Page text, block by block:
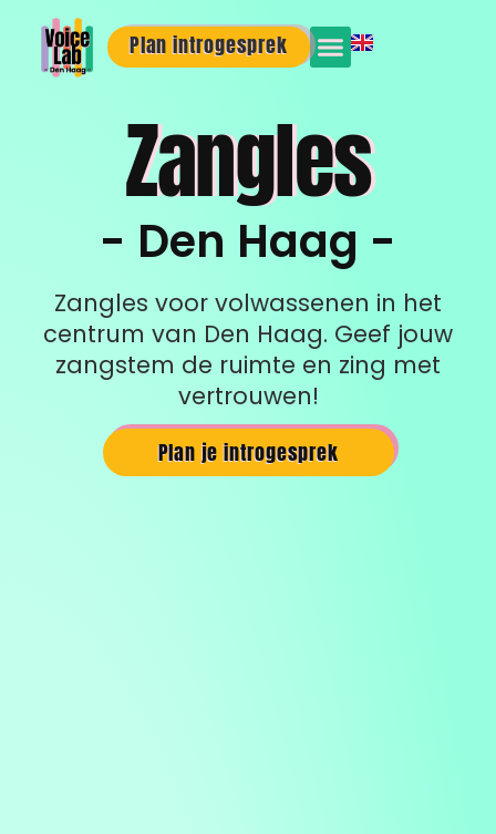
Plan introgesprek
Zangles
- Den Haag -
Zangles voor volwassenen in het
centrum van Den Haag. Geef jouw
zangstem de ruimte en zing met
vertrouwen!
Plan je introgesprek